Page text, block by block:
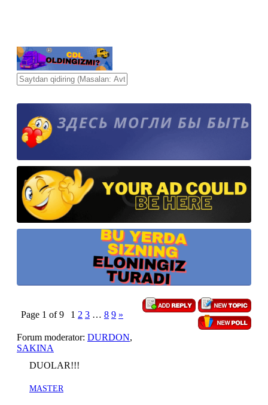
Page 1 of9 1 2 3 … 8 9 »
Forum moderator: DURDON,
SAKINA
DUOLAR!!!
MASTER